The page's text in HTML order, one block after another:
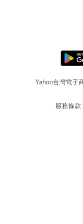
Yahoo台灣電子
服務條款